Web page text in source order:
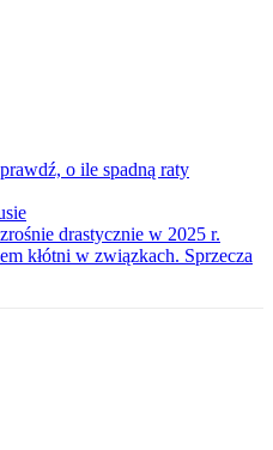
o ile spadną raty
drastycznie w 2025 r.
kłótni w związkach. Sprzecza